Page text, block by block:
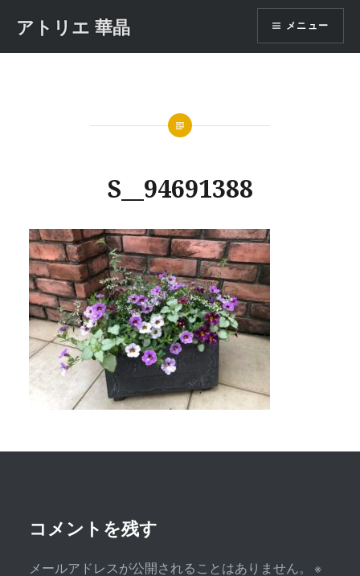
テ
アトリエ 華晶 メニュー
S__94691388
コメントを残す
メールアドレスが公開されることはありません。
※